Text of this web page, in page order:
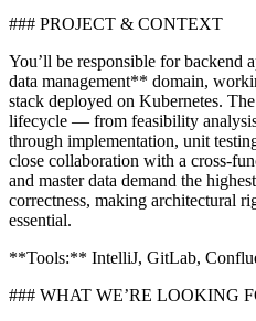
### PROJECT & CONTEXT
You’ll be responsible for backend
data management** domain,
stack deployed on Kubernetes.
lifecycle — from feasibility
through implementation, unit
close collaboration with a cross-
and master data demand the
correctness, making architectural
essential.
**Tools:** IntelliJ, GitLab,
### WHAT WE’RE LOOKING